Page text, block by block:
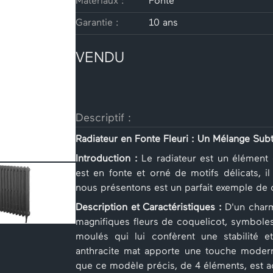
Garantie : 10 ans
VENDU
Descriptif :
Radiateur en Fonte Fleuri : Un Mélange
Introduction : Le radiateur est un
est en fonte et orné de motifs délicats,
nous présentons est un parfait exemple
Description et Caractéristiques : D'un
magnifiques fleurs de coquelicot,
moulés qui lui confèrent une stabilité
anthracite mat apporte une touche
que ce modèle précis, de 4 éléments, est